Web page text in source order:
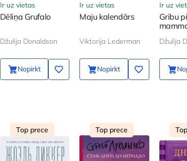
Ir uz vietas
Dēliņa Grufalo
Džulija Donaldson
Nopirkt
Ir uz vietas
Maju kalendārs
Viktorija Lederman
Nopirkt
Ir uz
Gribu
Top prece Top prece